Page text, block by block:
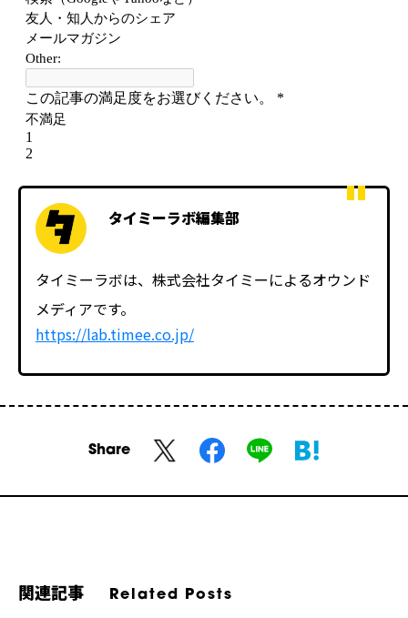
タイミーラボ編集部
タイミーラボは、株式会社タイミーによるオウンド
メディアです。
https://lab.timee.co.jp/
Share
関連記事 Related Posts